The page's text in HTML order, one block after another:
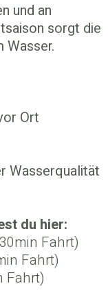
und an
sorgt die
Wasser.
Ort
Wasserqualität
du hier:
Fahrt)
Fahrt)
Fahrt)